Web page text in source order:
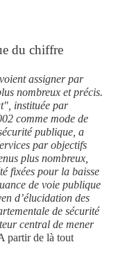
du chiffre
assigner par
nombreux et précis.
instituée par
comme mode de
publique, a
par objectifs
plus nombreux,
fixées pour la baisse
de voie publique
d’élucidation des
de sécurité
central de mener
partir de là tout